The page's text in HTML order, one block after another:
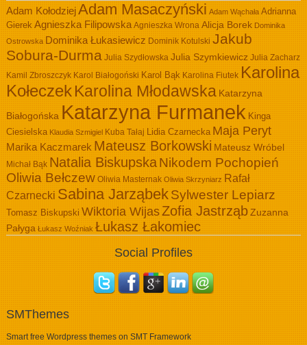
Adam KołodziejAdam Masaczyński Adam Wąchała Adrianna
Gierek Agnieszka Filipowska Agnieszka Wrona Alicja Borek Dominika
Ostrowska Dominika Łukasiewicz Dominik Kotulski Jakub
Sobura-Durma Julia Szydłowska Julia Szymkiewicz Julia Zacharz
Kamil Zbroszczyk Karol Białogoński Karol Bąk Karolina Fiutek Karolina
KołeczekKarolina Młodawska Katarzyna
Białogońska Katarzyna Furmanek Kinga
Ciesielska Klaudia Szmigiel Kuba Tałaj Lidia Czarnecka Maja Peryt
Marika Kaczmarek Mateusz Borkowski Mateusz Wróbel
Michał Bąk Natalia BiskupskaNikodem Pochopień
Oliwia Bełczew Oliwia Masternak Oliwia Skrzyniarz Rafał
Czarnecki Sabina JarząbekSylwester Lepiarz
Tomasz Biskupski Wiktoria WijasZofia JastrząbZuzanna
Pałyga Łukasz Woźniak Łukasz Łakomiec
Social Profiles
SMThemes
Smart free Wordpress themes on SMT Framework